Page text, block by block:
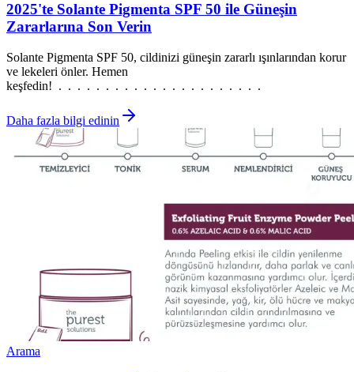
2025'te Solante Pigmenta SPF 50 ile Güneşin
Zararlarına Son Verin
Solante Pigmenta SPF 50, cildinizi güneşin zararlı ışınlarından korur
ve lekeleri önler. Hemen
keşfedin! . . . . . . . . . . . . . . . . . . . . . .
Daha fazla bilgi edinin
Arama